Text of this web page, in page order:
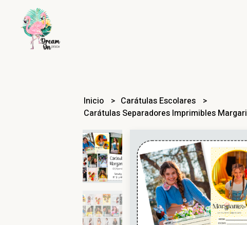
Inicio
Carátulas Escolares
Carátulas Separadores Imprimibles